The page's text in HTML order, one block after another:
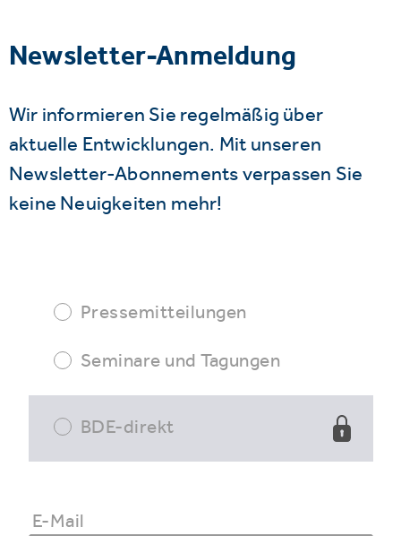
Newsletter-Anmeldung
Wir informieren Sie regelmäßig über
aktuelle Entwicklungen. Mit unseren
Newsletter-Abonnements verpassen Sie
keine Neuigkeiten mehr!
Pressemitteilungen
Seminare und Tagungen
BDE-direkt